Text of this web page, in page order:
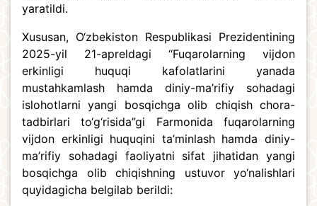
yaratildi.
Xususan, O‘zbekiston Respublikasi Prezidentining
2025-yil 21-apreldagi “Fuqarolarning vijdon
erkinligi huquqi kafolatlarini yanada
mustahkamlash hamda diniy-ma’rifiy sohadagi
islohotlarni yangi bosqichga olib chiqish chora-
tadbirlari to‘g‘risida”gi Farmonida fuqarolarning
vijdon erkinligi huquqini ta’minlash hamda diniy-
ma’rifiy sohadagi faoliyatni sifat jihatidan yangi
bosqichga olib chiqishning ustuvor yo‘nalishlari
quyidagicha belgilab berildi: